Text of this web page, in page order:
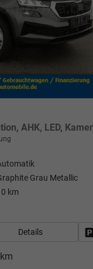
Grau Metallic
km
Details